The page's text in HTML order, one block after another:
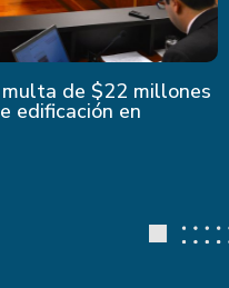
de $22 millones
edificación en